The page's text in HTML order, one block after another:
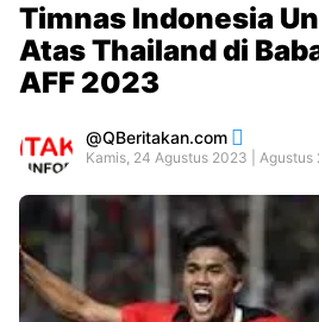
Timnas Indonesia
Atas Thailand di
AFF 2023
QBeritakan.com
Kamis, 24 Agustus 2023 | Agustus